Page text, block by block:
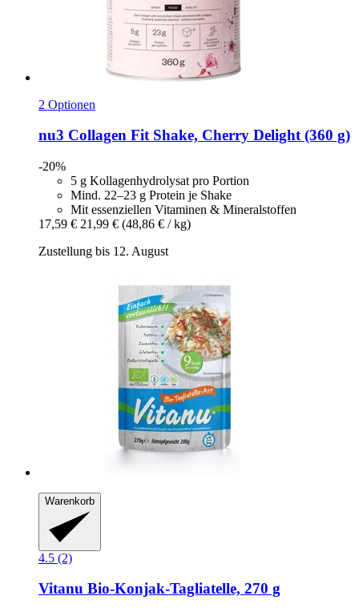
2 Optionen
nu3 Collagen Fit Shake, Cherry Delight (360 g)
-20%
5 g Kollagenhydrolysat pro Portion
Mind. 22–23 g Protein je Shake
Mit essenziellen Vitaminen & Mineralstoffen
17,59 € 21,99 € (48,86 € / kg)
Zustellung bis 12. August
Warenkorb
4.5 (2)
Vitanu Bio-​Konjak-​Tagliatelle, 270 g